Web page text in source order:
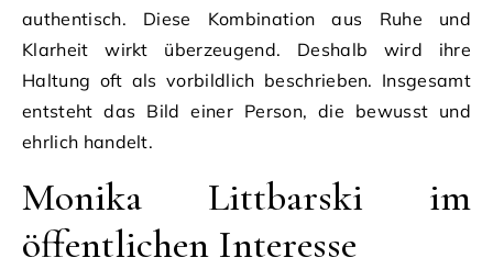
authentisch. Diese Kombination aus Ruhe und
Klarheit wirkt überzeugend. Deshalb wird ihre
Haltung oft als vorbildlich beschrieben. Insgesamt
entsteht das Bild einer Person, die bewusst und
ehrlich handelt.
Monika Littbarski im
öffentlichen Interesse